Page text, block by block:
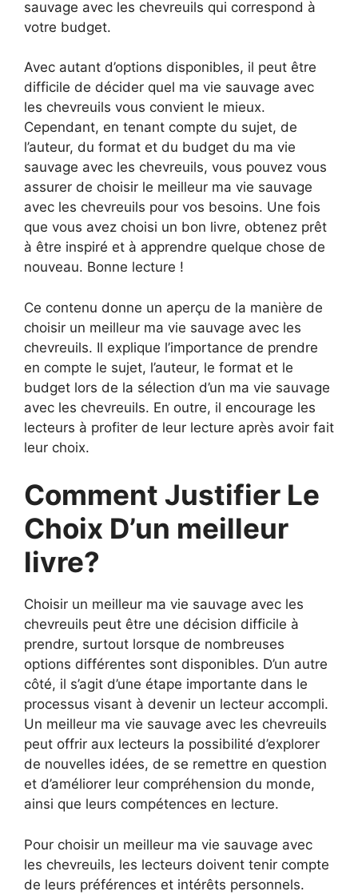
sauvage avec les chevreuils qui correspond à
votre budget.
Avec autant d’options disponibles, il peut être
difficile de décider quel ma vie sauvage avec
les chevreuils vous convient le mieux.
Cependant, en tenant compte du sujet, de
l’auteur, du format et du budget du ma vie
sauvage avec les chevreuils, vous pouvez vous
assurer de choisir le meilleur ma vie sauvage
avec les chevreuils pour vos besoins. Une fois
que vous avez choisi un bon livre, obtenez prêt
à être inspiré et à apprendre quelque chose de
nouveau. Bonne lecture !
Ce contenu donne un aperçu de la manière de
choisir un meilleur ma vie sauvage avec les
chevreuils. Il explique l’importance de prendre
en compte le sujet, l’auteur, le format et le
budget lors de la sélection d’un ma vie sauvage
avec les chevreuils. En outre, il encourage les
lecteurs à profiter de leur lecture après avoir fait
leur choix.
Comment Justifier Le
Choix D’un meilleur
livre?
Choisir un meilleur ma vie sauvage avec les
chevreuils peut être une décision difficile à
prendre, surtout lorsque de nombreuses
options différentes sont disponibles. D’un autre
côté, il s’agit d’une étape importante dans le
processus visant à devenir un lecteur accompli.
Un meilleur ma vie sauvage avec les chevreuils
peut offrir aux lecteurs la possibilité d’explorer
de nouvelles idées, de se remettre en question
et d’améliorer leur compréhension du monde,
ainsi que leurs compétences en lecture.
Pour choisir un meilleur ma vie sauvage avec
les chevreuils, les lecteurs doivent tenir compte
de leurs préférences et intérêts personnels.